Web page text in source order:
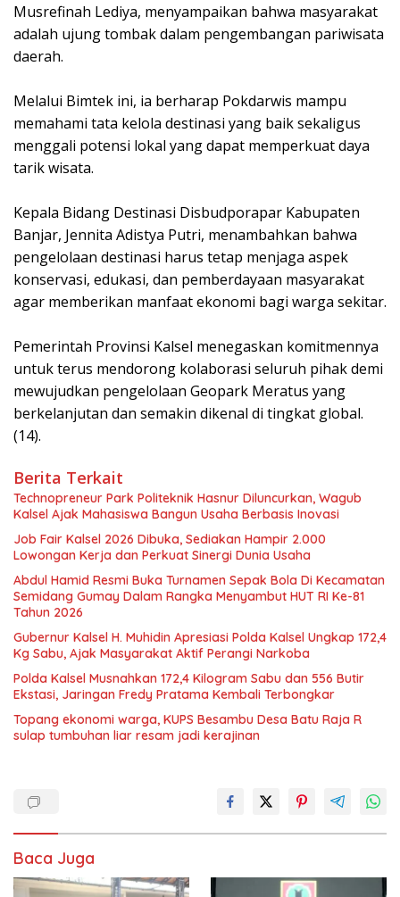
Musrefinah Lediya, menyampaikan bahwa masyarakat
adalah ujung tombak dalam pengembangan pariwisata
daerah.
Melalui Bimtek ini, ia berharap Pokdarwis mampu
memahami tata kelola destinasi yang baik sekaligus
menggali potensi lokal yang dapat memperkuat daya
tarik wisata.
Kepala Bidang Destinasi Disbudporapar Kabupaten
Banjar, Jennita Adistya Putri, menambahkan bahwa
pengelolaan destinasi harus tetap menjaga aspek
konservasi, edukasi, dan pemberdayaan masyarakat
agar memberikan manfaat ekonomi bagi warga sekitar.
Pemerintah Provinsi Kalsel menegaskan komitmennya
untuk terus mendorong kolaborasi seluruh pihak demi
mewujudkan pengelolaan Geopark Meratus yang
berkelanjutan dan semakin dikenal di tingkat global.
(14).
Berita Terkait
Technopreneur Park Politeknik Hasnur Diluncurkan, Wagub
Kalsel Ajak Mahasiswa Bangun Usaha Berbasis Inovasi
Job Fair Kalsel 2026 Dibuka, Sediakan Hampir 2.000
Lowongan Kerja dan Perkuat Sinergi Dunia Usaha
Abdul Hamid Resmi Buka Turnamen Sepak Bola Di Kecamatan
Semidang Gumay Dalam Rangka Menyambut HUT RI Ke-81
Tahun 2026
Gubernur Kalsel H. Muhidin Apresiasi Polda Kalsel Ungkap 172,4
Kg Sabu, Ajak Masyarakat Aktif Perangi Narkoba
Polda Kalsel Musnahkan 172,4 Kilogram Sabu dan 556 Butir
Ekstasi, Jaringan Fredy Pratama Kembali Terbongkar
Topang ekonomi warga, KUPS Besambu Desa Batu Raja R
sulap tumbuhan liar resam jadi kerajinan
Baca Juga